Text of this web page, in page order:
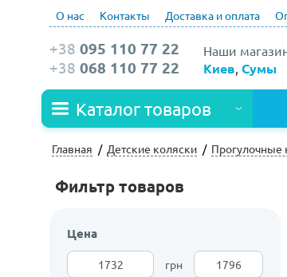
О нас Контакты Доставка и оплата
Наши
Киев Сумы
+38 095 110 77 22
+38 068 110 77 22
Каталог товаров
Главная Детские коляски Прогулочные
Фильтр товаров
Цена
грн